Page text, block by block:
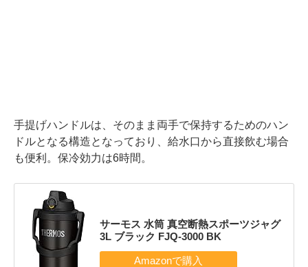
手提げハンドルは、そのまま両手で保持するためのハン
ドルとなる構造となっており、給水口から直接飲む場合
も便利。保冷効力は6時間。
サーモス 水筒 真空断熱スポーツジャグ
3L ブラック FJQ-3000 BK